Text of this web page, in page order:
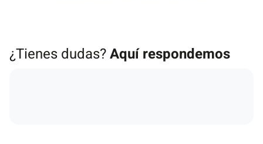
¿Tienes dudas?Aquí respondemos